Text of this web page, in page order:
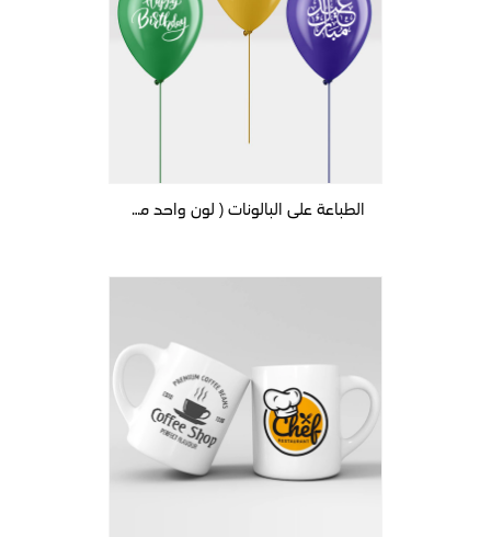
الطباعة على البالونات ( لون واحد مقاس 30 سم )